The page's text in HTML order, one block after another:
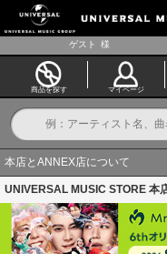
ゲスト 様
商品を探す マイページ
本店とANNEX店について
UNIVERSAL MUSIC STORE